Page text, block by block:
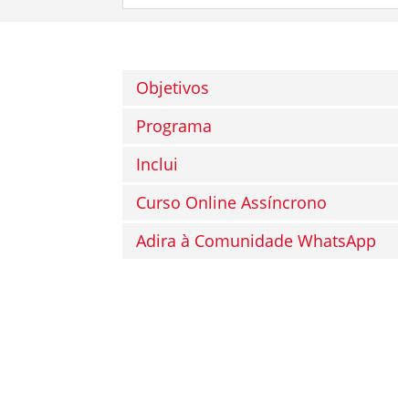
Objetivos
Programa
Inclui
Curso Online Assíncrono
Adira à Comunidade WhatsApp